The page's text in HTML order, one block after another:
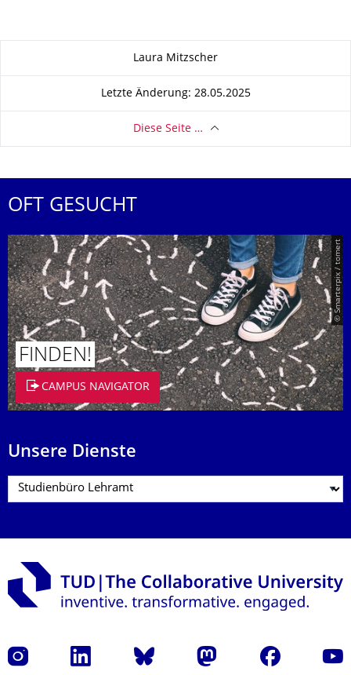
Laura Mitzscher
Letzte Änderung: 28.05.2025
Diese Seite …
OFT GESUCHT
© Smarterpix / tomert
FINDEN!
CAMPUS NAVIGATOR
Unsere Dienste
Instagram LinkedIn Bluesky Mastodon Facebook